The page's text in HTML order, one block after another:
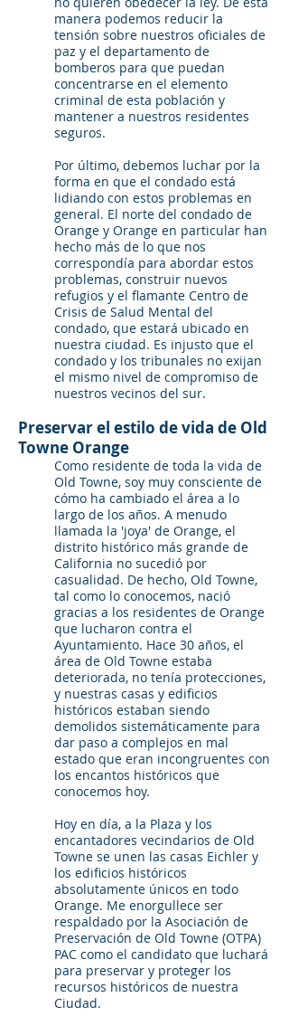
manera podemos reducir la
tensión sobre nuestros oficiales de
paz y el departamento de
bomberos para que puedan
concentrarse en el elemento
criminal de esta población y
mantener a nuestros residentes
seguros.
Por último, debemos luchar por la
forma en que el condado está
lidiando con estos problemas en
general. El norte del condado de
Orange y Orange en particular han
hecho más de lo que nos
correspondía para abordar estos
problemas, construir nuevos
refugios y el flamante Centro de
Crisis de Salud Mental del
condado, que estará ubicado en
nuestra ciudad. Es injusto que el
condado y los tribunales no exijan
el mismo nivel de compromiso de
nuestros vecinos del sur.
Preservar el estilo de vida de Old
Towne Orange
Como residente de toda la vida de
Old Towne, soy muy consciente de
cómo ha cambiado el área a lo
largo de los años. A menudo
llamada la 'joya' de Orange, el
distrito histórico más grande de
California no sucedió por
casualidad. De hecho, Old Towne,
tal como lo conocemos, nació
gracias a los residentes de Orange
que lucharon contra el
Ayuntamiento. Hace 30 años, el
área de Old Towne estaba
deteriorada, no tenía protecciones,
y nuestras casas y edificios
históricos estaban siendo
demolidos sistemáticamente para
dar paso a complejos en mal
estado que eran incongruentes con
los encantos históricos que
conocemos hoy.
Hoy en día, a la Plaza y los
encantadores vecindarios de Old
Towne se unen las casas Eichler y
los edificios históricos
absolutamente únicos en todo
Orange. Me enorgullece ser
respaldado por la Asociación de
Preservación de Old Towne (OTPA)
PAC como el candidato que luchará
para preservar y proteger los
recursos históricos de nuestra
Ciudad.